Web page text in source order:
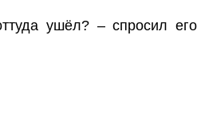
ушёл? – спросил его